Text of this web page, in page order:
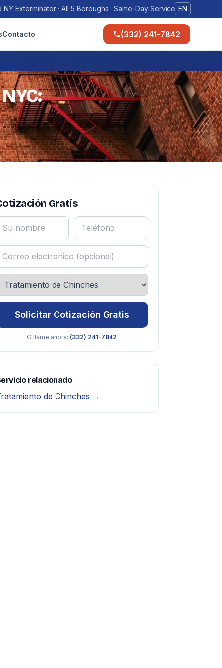
NY Exterminator · All 5 Boroughs · Same-Day Service EN
Contacto (332) 241-7842
Gratis
Solicitar Cotización Gratis
O llame ahora: (332) 241-7842
relacionado
de Chinches →